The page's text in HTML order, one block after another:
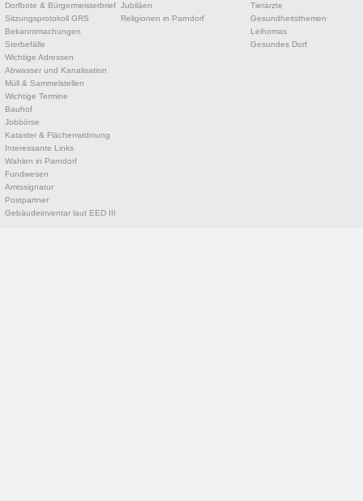
Dorfbote & Bürgermeisterbrief
Sitzungsprotokoll GRS
Bekanntmachungen
Sterbefälle
Wichtige Adressen
Abwasser und Kanalisation
Müll & Sammelstellen
Wichtige Termine
Bauhof
Jobbörse
Kataster & Flächenwidmung
Interessante Links
Wahlen in Parndorf
Fundwesen
Amtssignatur
Postpartner
Gebäudeinventar laut EED III
Jubiläen
Religionen in Parndorf
Tierärzte
Gesundheitsthemen
Leihomas
Gesundes Dorf